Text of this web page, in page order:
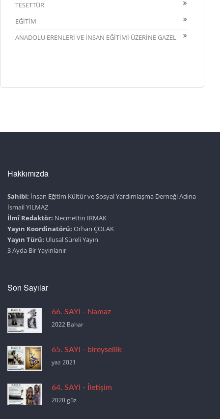
TESETTÜR
EĞİTİM
ANADOLU ERENLERİ VE İNSAN EĞİTİMİ ÜZERİNE GAZEL
Hakkımızda
Sahibi: İnsan Eğitim Kültür ve Sosyal Yardımlaşma Derneği Adına
İsmail YILMAZ
İlmî Redaktör: Necmettin IRMAK
Yayın Koordinatörü: Orhan ÇOLAK
Yayın Türü: Ulusal Süreli Yayın
3 Ayda Bir Yayınlanır
Son Sayılar
66. SAYI - Namaz
2022 Bahar
65. SAYI - bireysellik
yaz 2021
64. SAYI - İletişim
2020 güz